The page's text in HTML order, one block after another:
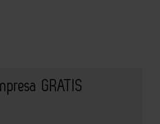
GRATIS